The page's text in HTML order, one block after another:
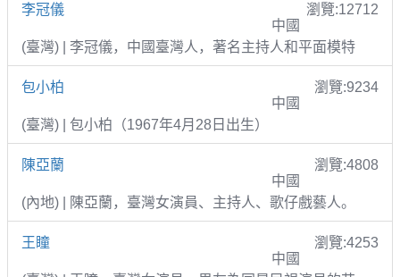
李冠儀
瀏覽:12712
中國
(臺灣) | 李冠儀，中國臺灣人，著名主持人和平面模特
包小柏
瀏覽:9234
中國
(臺灣) | 包小柏（1967年4月28日出生）
陳亞蘭
瀏覽:4808
中國
(內地) | 陳亞蘭，臺灣女演員、主持人、歌仔戲藝人。
王瞳
瀏覽:4253
中國